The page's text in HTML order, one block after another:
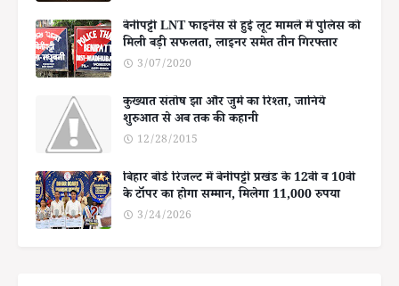
बेनीपट्टी LNT फाइनेंस से हुई लूट मामले में पुलिस को
मिली बड़ी सफलता, लाइनर समेत तीन गिरफ्तार
3/07/2020
कुख्यात संतोष झा और जुर्म का रिश्ता, जानिये
शुरुआत से अब तक की कहानी
12/28/2015
बिहार बोर्ड रिजल्ट में बेनीपट्टी प्रखंड के 12वीं व 10वीं
के टॉपर का होगा सम्मान, मिलेगा 11,000 रुपया
3/24/2026